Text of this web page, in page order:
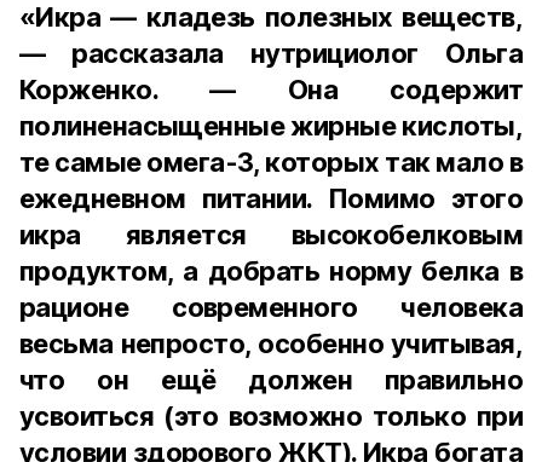
«Икра — кладезь полезных веществ,
— рассказала нутрициолог Ольга
Корженко. — Она содержит
полиненасыщенные жирные кислоты,
те самые омега-3, которых так мало в
ежедневном питании. Помимо этого
икра является высокобелковым
продуктом, а добрать норму белка в
рационе современного человека
весьма непросто, особенно учитывая,
что он ещё должен правильно
усвоиться (это возможно только при
условии здорового ЖКТ). Икра богата